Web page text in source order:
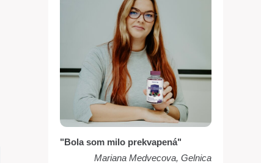
"Bola som milo prekvapená"
Mariana Medvecova, Gelnica